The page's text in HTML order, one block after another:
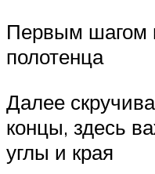
Первым шагом
полотенца
Далее
концы, здесь
углы и края